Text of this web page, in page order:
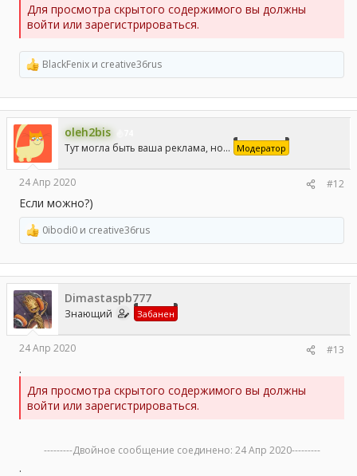
Для просмотра скрытого содержимого вы должны
войти или зарегистрироваться.
Р
е
а
к
ц
и
и
:
BlackFenix и creative36rus
oleh2bis
Тут могла быть ваша реклама, но... Модератор
24 Апр 2020 #12
Если можно?)
Р
е
а
к
ц
и
и
:
0ibodi0 и creative36rus
Dimastaspb777
Знающий Забанен
24 Апр 2020 #13
.
Для просмотра скрытого содержимого вы должны
войти или зарегистрироваться.
---------Двойное сообщение соединено: 24 Апр 2020---------
.